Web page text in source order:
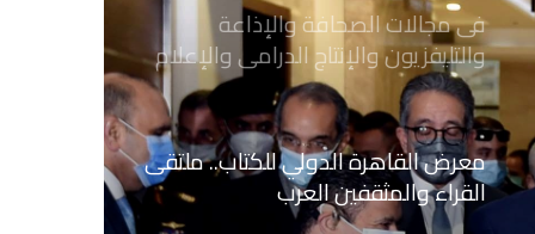
فى مجالات الصحافة والإذاعة
والتليفزيون والإنتاج الدرامى والإعلام
الرقمي
معرض القاهرة الدولي للكتاب.. ملتقى
القراء والمثقفين العرب